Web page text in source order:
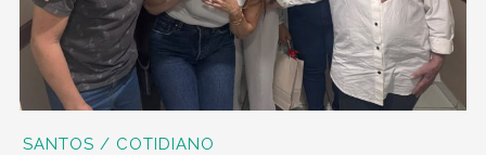
SANTOS / COTIDIANO